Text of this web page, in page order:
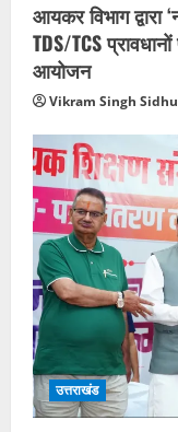
आयकर विभाग
TDS/TCS
आयोजन
Vikram Singh Sidhu
उत्तराखंड